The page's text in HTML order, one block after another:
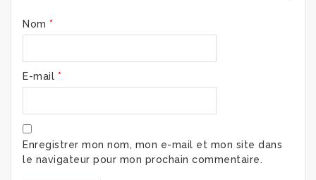
Nom *
E-mail *
Enregistrer mon nom, mon e-mail et mon site dans
le navigateur pour mon prochain commentaire.